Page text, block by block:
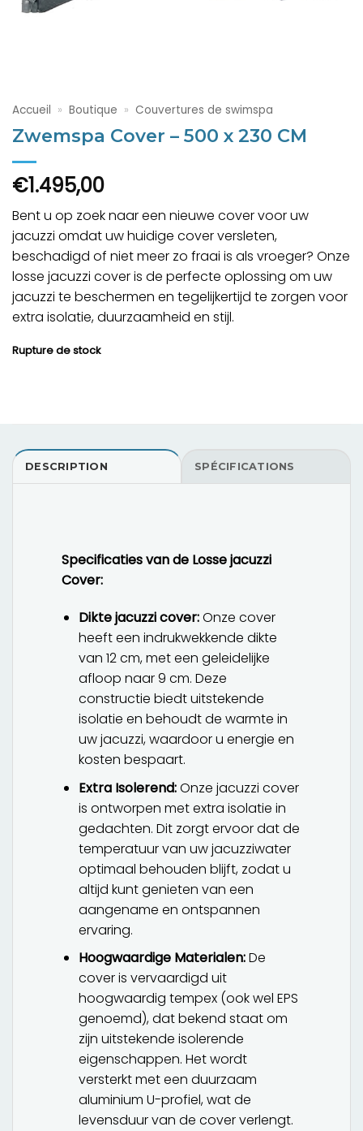
Accueil » Boutique » Couvertures de swimspa
Zwemspa Cover – 500 x 230 CM
€1.495,00
Bent u op zoek naar een nieuwe cover voor uw
jacuzzi omdat uw huidige cover versleten,
beschadigd of niet meer zo fraai is als vroeger? Onze
losse jacuzzi cover is de perfecte oplossing om uw
jacuzzi te beschermen en tegelijkertijd te zorgen voor
extra isolatie, duurzaamheid en stijl.
Rupture de stock
DESCRIPTION SPÉCIFICATIONS
Specificaties van de Losse jacuzzi
Cover:
Dikte jacuzzi cover:Onze cover
heeft een indrukwekkende dikte
van 12 cm, met een geleidelijke
afloop naar 9 cm. Deze
constructie biedt uitstekende
isolatie en behoudt de warmte in
uw jacuzzi, waardoor u energie en
kosten bespaart.
Extra Isolerend:Onze jacuzzi cover
is ontworpen met extra isolatie in
gedachten. Dit zorgt ervoor dat de
temperatuur van uw jacuzziwater
optimaal behouden blijft, zodat u
altijd kunt genieten van een
aangename en ontspannen
ervaring.
Hoogwaardige Materialen:De
cover is vervaardigd uit
hoogwaardig tempex (ook wel EPS
genoemd), dat bekend staat om
zijn uitstekende isolerende
eigenschappen. Het wordt
versterkt met een duurzaam
aluminium U-profiel, wat de
levensduur van de cover verlengt.